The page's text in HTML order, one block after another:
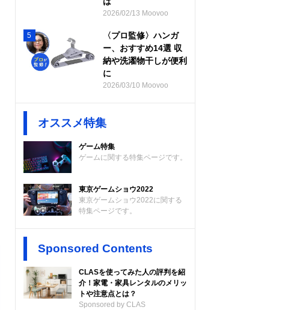
2026/02/13 Moovoo
5
〈プロ監修〉ハンガ
ー、おすすめ14選 収
納や洗濯物干しが便利
に
2026/03/10 Moovoo
オススメ特集
ゲーム特集
ゲームに関する特集ページです。
東京ゲームショウ2022
東京ゲームショウ2022に関する
特集ページです。
Sponsored Contents
CLASを使ってみた人の評判を紹
介！家電・家具レンタルのメリッ
トや注意点とは？
Sponsored by CLAS